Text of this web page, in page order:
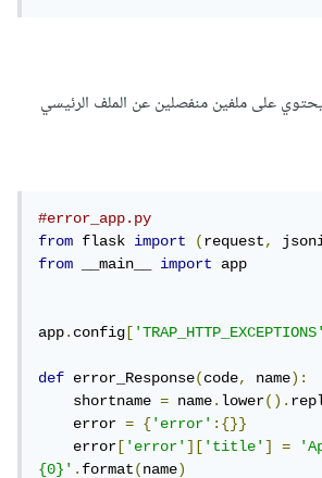
على ملفين منفصلين عن الملف الرئيسي
#error_app.py
from flask import (request,
from
__main__ import app
app.config [
def error_Response(code, name):
    shortname
= name.lower().
    error
= {'error':{}}
    error
['error']['title'] =
{0}'.format(name)